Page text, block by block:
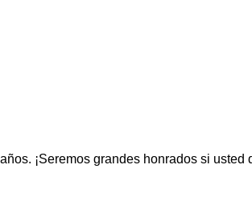
¡Seremos grandes honrados si usted